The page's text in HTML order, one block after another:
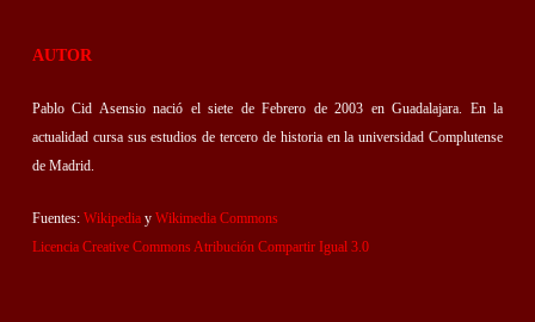
AUTOR
Pablo Cid Asensio nació el siete de Febrero de 2003 en Guadalajara. En la
actualidad cursa sus estudios de tercero de historia en la universidad Complutense
de Madrid.
Fuentes: Wikipediay Wikimedia Commons
Licencia Creative Commons Atribución Compartir Igual 3.0